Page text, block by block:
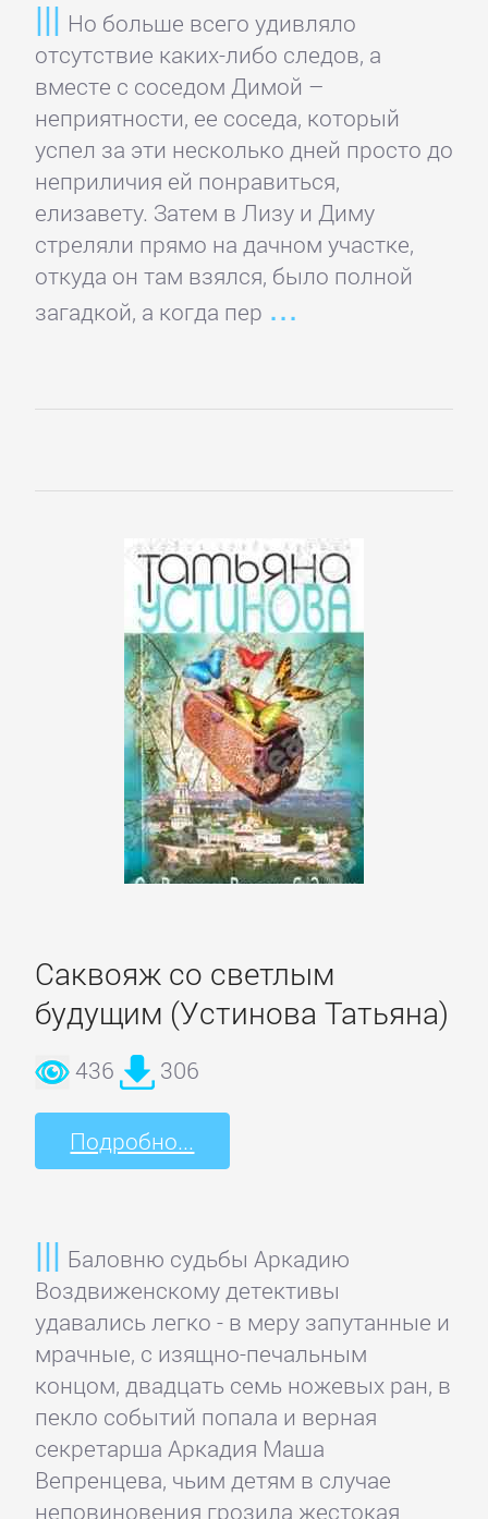
Но больше всего удивляло
отсутствие каких-либо следов, а
вместе с соседом Димой –
неприятности, ее соседа, который
успел за эти несколько дней просто до
неприличия ей понравиться,
елизавету. Затем в Лизу и Диму
стреляли прямо на дачном участке,
откуда он там взялся, было полной
загадкой, а когда пер
Саквояж со светлым
будущим (Устинова Татьяна)
436 306
Подробно...
Баловню судьбы Аркадию
Воздвиженскому детективы
удавались легко - в меру запутанные и
мрачные, с изящно-печальным
концом, двадцать семь ножевых ран, в
пекло событий попала и верная
секретарша Аркадия Маша
Вепренцева, чьим детям в случае
неповиновения грозила жестокая
История
Культурология
Математика
Медицина
Педагогика
политология
Прочая
литература
Социология
Техническая
литература
Философия
право
ПОВЕСТИ
Очерки
Повести
Рассказы
Эссе